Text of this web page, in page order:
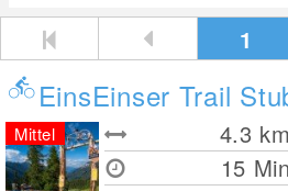
1
EinsEinser Trail
4.3 km
15 Min
Mittel